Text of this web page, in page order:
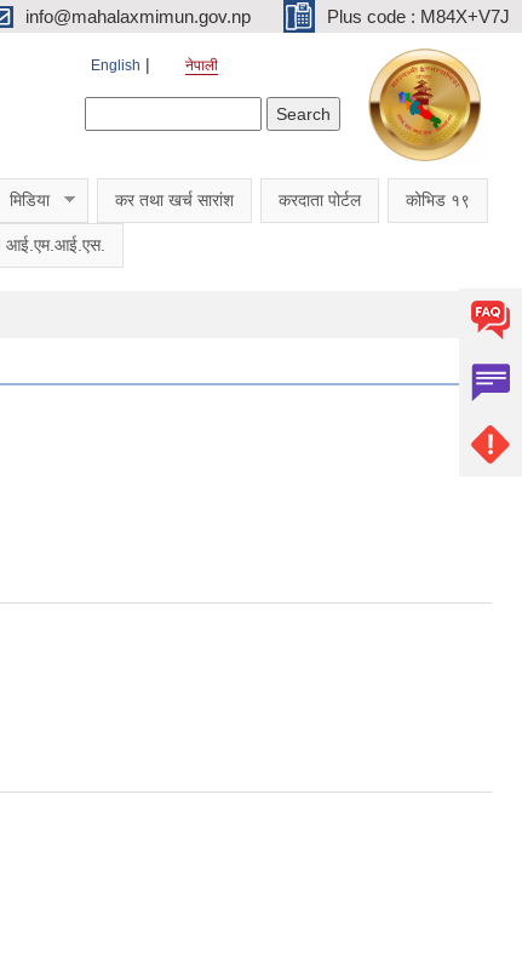
info@mahalaxmimun.gov.np Plus code : M84X+V7J
English नेपाली
मिडिया कर तथा खर्च सारांश करदाता पोर्टल कोभिड १९
आई.एम.आई.एस.